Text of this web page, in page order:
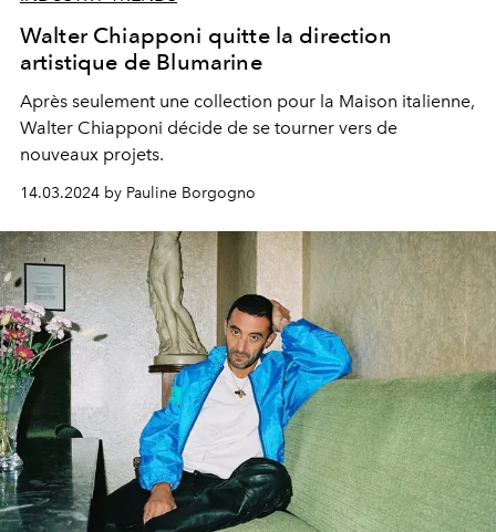
Walter Chiapponi quitte la direction
artistique de Blumarine
Après seulement une collection pour la Maison italienne,
Walter Chiapponi décide de se tourner vers de
nouveaux projets.
14.03.2024 by Pauline Borgogno